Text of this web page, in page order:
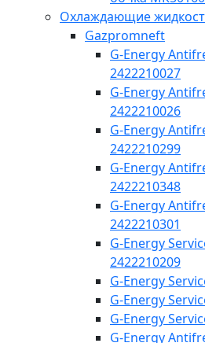
Охлаждающие
Gazpromneft
G-Energy
2422210027
G-Energy
2422210026
G-Energy
2422210299
G-Energy
2422210348
G-Energy
2422210301
G-Energy
2422210209
G-Energy
G-Energy
G-Energy
G-Energy